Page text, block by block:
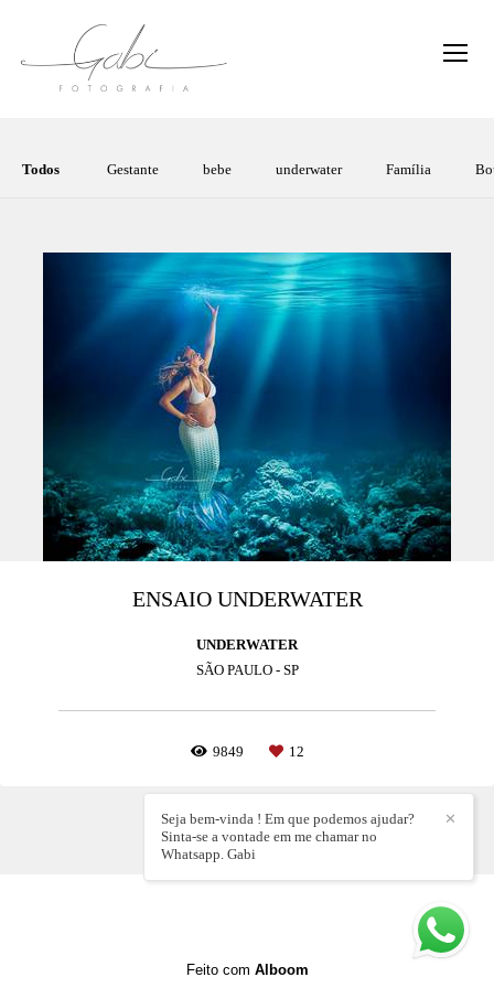
Todos Gestante bebe underwater Família
ENSAIO UNDERWATER
UNDERWATER
SÃO PAULO - SP
9849 12
✕
Seja bem-vinda ! Em que podemos ajudar?
Sinta-se a vontade em me chamar no
Whatsapp. Gabi
Feito com Alboom